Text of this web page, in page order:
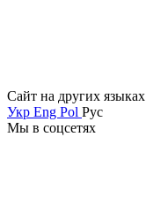
Сайт на других языках
Укр Eng Pol Рус
Мы в соцсетях